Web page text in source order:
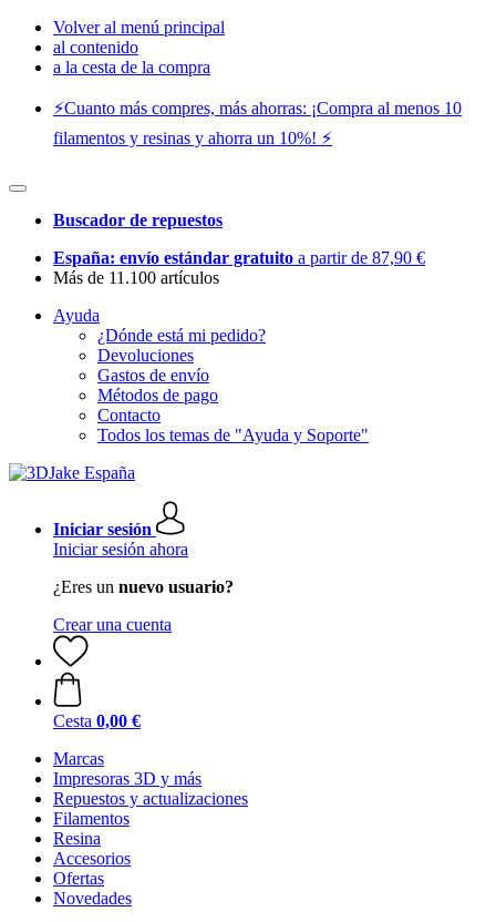
Volver al menú principal
al contenido
a la cesta de la compra
⚡️Cuanto más compres, más ahorras: ¡Compra al menos 10
filamentos y resinas y ahorra un 10%! ⚡️
Buscador de repuestos
España: envío estándar gratuito a partir de 87,90 €
Más de 11.100 artículos
Ayuda
¿Dónde está mi pedido?
Devoluciones
Gastos de envío
Métodos de pago
Contacto
Todos los temas de "Ayuda y Soporte"
Iniciar sesión
Iniciar sesión ahora
¿Eres un nuevo usuario?
Crear una cuenta
Cesta 0,00 €
Marcas
Impresoras 3D y más
Repuestos y actualizaciones
Filamentos
Resina
Accesorios
Ofertas
Novedades